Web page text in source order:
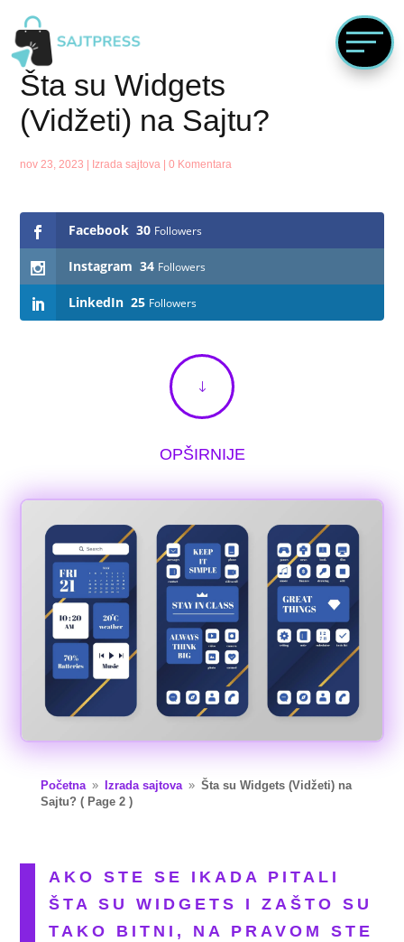
Šta su Widgets
(Vidžeti) na Sajtu?
nov 23, 2023 Izrada sajtova |0 Komentara
Facebook 30 Followers
Instagram 34 Followers
LinkedIn 25 Followers
"
OPŠIRNIJE
Početna 9 Izrada sajtova 9 Šta su Widgets (Vidžeti) na
Sajtu? ( Page 2 )
AKO STE SE IKADA PITALI
ŠTA SU WIDGETS I ZAŠTO SU
TAKO BITNI, NA PRAVOM STE